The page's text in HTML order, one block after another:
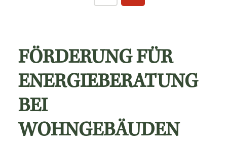
FÖRDERUNG FÜR
ENERGIEBERATUNG
BEI
WOHNGEBÄUDEN